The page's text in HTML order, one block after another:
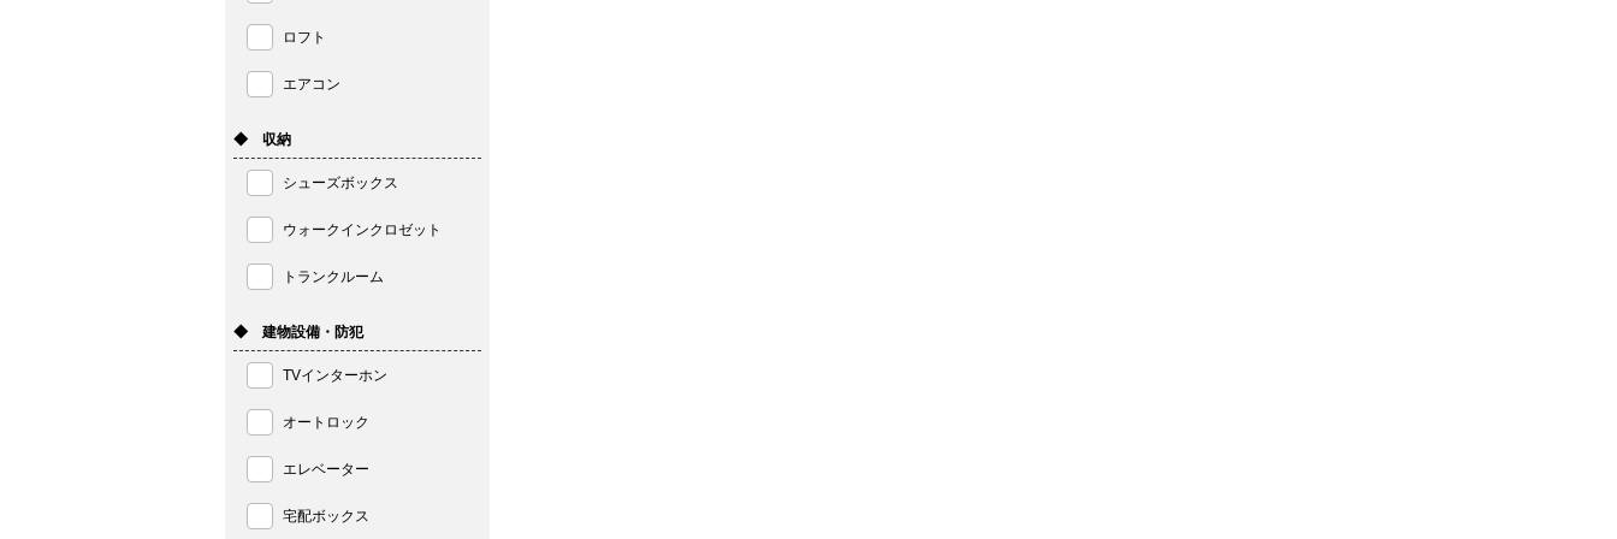
ロフト
エアコン
◆ 収納
シューズボックス
ウォークインクロゼット
トランクルーム
◆ 建物設備・防犯
TVインターホン
オートロック
エレベーター
宅配ボックス